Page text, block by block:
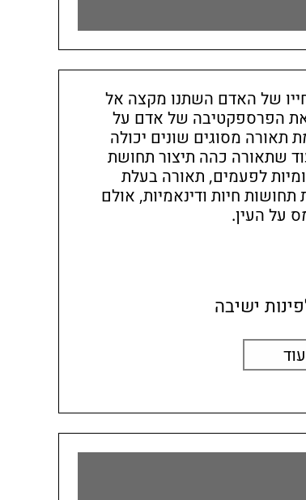
של האדם השתנו מקצה אל
הפרספקטיבה של אדם על
תאורה מסוגים שונים יכולה
שתאורה כהה תיצור תחושת
לפעמים, תאורה בעלת
חיות ודינאמיות, אולם
על העין.
ישיבה